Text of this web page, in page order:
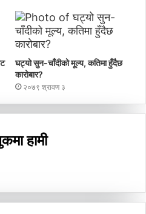
घट्यो सुन-चाँदीको मूल्य, कतिमा हुँदैछ
कारोबार?
२०७९ श्रावण ३
हामी